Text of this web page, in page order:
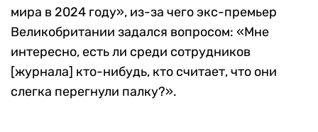
мира в 2024 году», из-за чего экс-премьер
Великобритании задался вопросом: «Мне
интересно, есть ли среди сотрудников
[журнала] кто-нибудь, кто считает, что они
слегка перегнули палку?».